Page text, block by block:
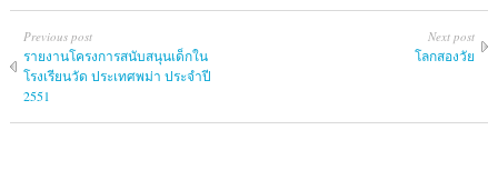
Previous post
รายงานโครงการสนับสนุนเด็กใน
โรงเรียนวัด ประเทศพม่า ประจำปี
2551
Next post
โลกสองวัย